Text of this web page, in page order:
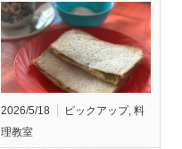
2026/5/18 ピックアップ, 料
理教室